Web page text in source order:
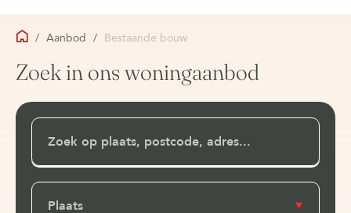
/ Aanbod / Bestaande bouw
Zoek in ons woningaanbod
Plaats